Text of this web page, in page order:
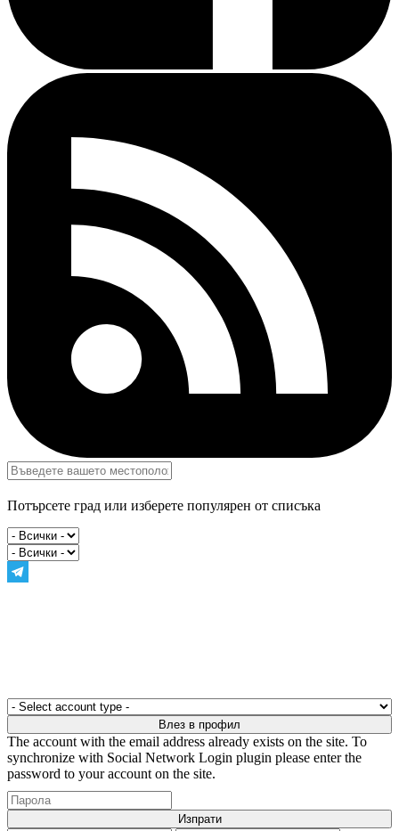
Потърсете град или изберете популярен от списъка
The account with the email address already exists on the site. To
synchronize with Social Network Login plugin please enter the
password to your account on the site.